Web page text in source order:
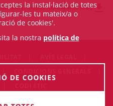
336 (7.606451034545898 MB)
la instal·lació de totes
les tu mateix/a o
de cookies'.
la nostra política de
DE COOKIES